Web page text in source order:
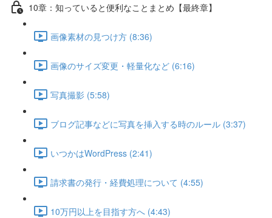
10章：知っていると便利なことまとめ【最終章】
画像素材の見つけ方 (8:36)
画像のサイズ変更・軽量化など (6:16)
写真撮影 (5:58)
ブログ記事などに写真を挿入する時のルール (3:37)
いつかはWordPress (2:41)
請求書の発行・経費処理について (4:55)
10万円以上を目指す方へ (4:43)